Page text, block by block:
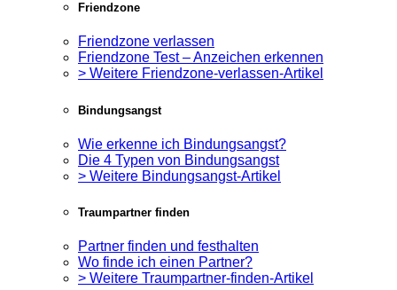
Friendzone
Friendzone verlassen
Friendzone Test – Anzeichen erkennen
> Weitere Friendzone-verlassen-Artikel
Bindungsangst
Wie erkenne ich Bindungsangst?
Die 4 Typen von Bindungsangst
> Weitere Bindungsangst-Artikel
Traumpartner finden
Partner finden und festhalten
Wo finde ich einen Partner?
> Weitere Traumpartner-finden-Artikel